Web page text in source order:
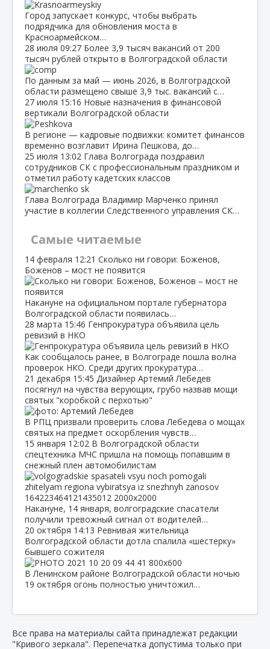
Город запускает конкурс, чтобы выбрать
подрядчика для обновления моста в
Красноармейском…
28 июля 09:27 Более 3,9 тысяч вакансий от 200
тысяч рублей открыто в Волгоградской области
По данным за май — июнь 2026, в Волгоградской
области размещено свыше 3,9 тыс. вакансий с…
27 июля 15:16 Новые назначения в финансовой
вертикали Волгоградской области
В регионе — кадровые подвижки: комитет финансов
временно возглавит Ирина Пешкова, до…
25 июля 13:02 Глава Волгограда поздравил
сотрудников СК с профессиональным праздником и
отметил работу кадетских классов
Глава Волгограда Владимир Марченко принял
участие в коллегии Следственного управления СК…
Самые читаемые
14 февраля 12:21 Сколько ни говори: Боженов,
Боженов – мост не появится
Накануне на официальном портале губернатора
Волгоградской области появилась…
28 марта 15:46 Генпрокуратура объявила цель
ревизий в НКО
Как сообщалось ранее, в Волгограде пошла волна
проверок НКО. Среди других прокуратура…
21 декабря 15:45 Дизайнер Артемий Лебедев
посягнул на чувства верующих, грубо назвав мощи
святых "коробкой с перхотью"
В РПЦ призвали проверить слова Лебедева о мощах
святых на предмет оскорбления чувств…
15 января 12:02 В Волгоградской области
спецтехника МЧС пришла на помощь попавшим в
снежный плен автомобилистам
Накануне, 14 января, волгоградские спасатели
получили тревожный сигнал от водителей…
20 октября 14:13 Ревнивая жительница
Волгоградской области дотла спалила «шестерку»
бывшего сожителя
В Ленинском районе Волгоградской области ночью
19 октября огонь полностью уничтожил…
Все права на материалы сайта принадлежат редакции
"Кривого зеркала". Перепечатка допустима только при